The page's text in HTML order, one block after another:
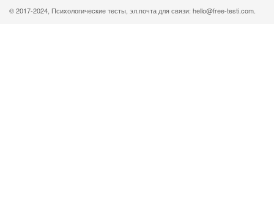
© 2017-2024, Психологические тесты, эл.почта для связи: hello@free-testi.com.